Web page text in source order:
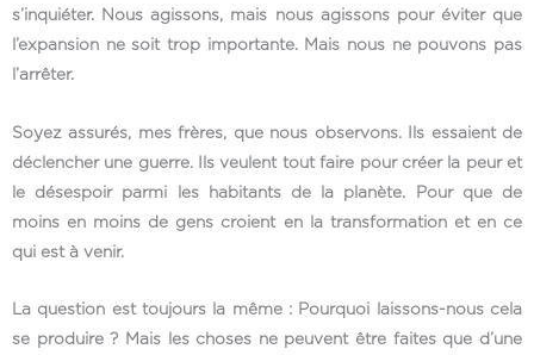
s’inquiéter. Nous agissons, mais nous agissons pour éviter que
l’expansion ne soit trop importante. Mais nous ne pouvons pas
l’arrêter.
Soyez assurés, mes frères, que nous observons. Ils essaient de
déclencher une guerre. Ils veulent tout faire pour créer la peur et
le désespoir parmi les habitants de la planète. Pour que de
moins en moins de gens croient en la transformation et en ce
qui est à venir.
La question est toujours la même : Pourquoi laissons-nous cela
se produire ? Mais les choses ne peuvent être faites que d’une